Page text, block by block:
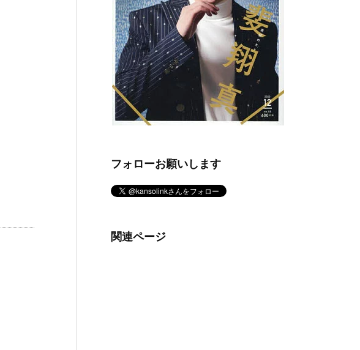
フォローお願いします
関連ページ